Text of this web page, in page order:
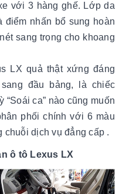
với 3 hàng ghế. Lớp da
điểm nhấn bổ sung hoàn
sang trọng cho khoang
LX quả thật xứng đáng
đầu bảng, là chiếc
“Soái ca” nào cũng muốn
phối chính với 6 màu
chuỗi dịch vụ đẳng cấp ​​​​​​.
ô tô Lexus LX